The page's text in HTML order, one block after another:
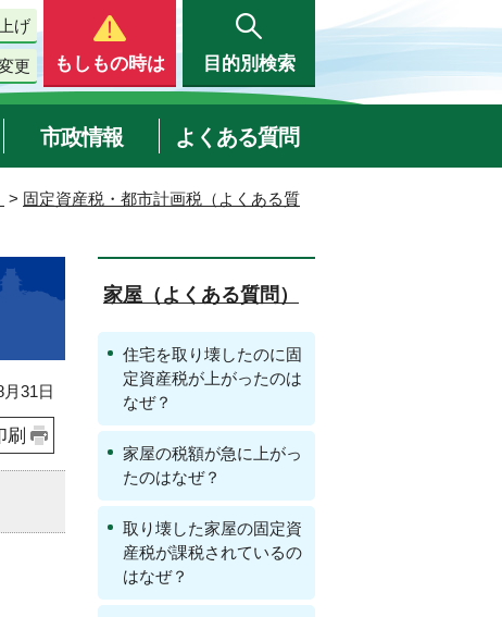
げ
更 もしもの時は 目的別検索
市政情報 よくある質問
> 固定資産税・都市計画税（よくある質
31日
刷
家屋（よくある質問）
住宅を取り壊したのに固
定資産税が上がったのは
なぜ？
家屋の税額が急に上がっ
たのはなぜ？
取り壊した家屋の固定資
産税が課税されているの
はなぜ？